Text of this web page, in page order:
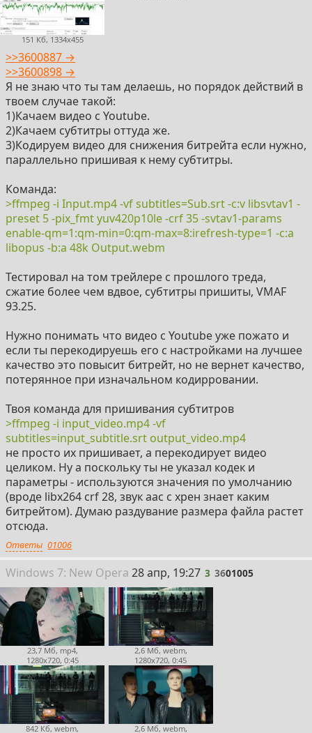
151 Кб, 1334x455
>>3600887 →
>>3600898 →
Я не знаю что ты там делаешь, но порядок действий в
твоем случае такой:
1)Качаем видео с Youtube.
2)Качаем субтитры оттуда же.
3)Кодируем видео для снижения битрейта если нужно,
параллельно пришивая к нему субтитры.
Команда:
>ffmpeg -i Input.mp4 -vf subtitles=Sub.srt -c:v libsvtav1 -
preset 5 -pix_fmt yuv420p10le -crf 35 -svtav1-params
enable-qm=1:qm-min=0:qm-max=8:irefresh-type=1 -c:a
libopus -b:a 48k Output.webm
Тестировал на том трейлере с прошлого треда,
сжатие более чем вдвое, субтитры пришиты, VMAF
93.25.
Нужно понимать что видео с Youtube уже пожато и
если ты перекодируешь его с настройками на лучшее
качество это повысит битрейт, но не вернет качество,
потерянное при изначальном кодирровании.
Твоя команда для пришивания субтитров
>ffmpeg -i input_video.mp4 -vf
subtitles=input_subtitle.srt output_video.mp4
не просто их пришивает, а перекодирует видео
целиком. Ну а поскольку ты не указал кодек и
параметры - используются значения по умолчанию
(вроде libx264 crf 28, звук aac с хрен знает каким
битрейтом). Думаю раздувание размера файла растет
отсюда.
Ответы 01006
Windows 7: New Opera 3
28 апр, 19:27 3 3601005
23,7 Мб, mp4,
1280x720, 0:45
2,6 Мб, webm,
1280x720, 0:45
842 Кб, webm,
2,6 Мб, webm,